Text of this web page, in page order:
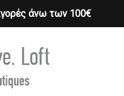
άνω των 100€
Cart